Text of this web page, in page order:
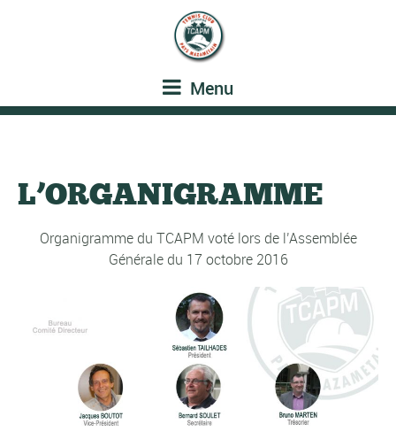
Menu
L’ORGANIGRAMME
Organigramme du TCAPM voté lors de l’Assemblée
Générale du 17 octobre 2016